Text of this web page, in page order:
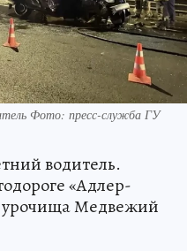
Фото: пресс-служба ГУ
водитель.
«Адлер-
урочища Медвежий